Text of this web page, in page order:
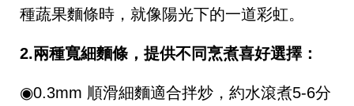
種蔬果麵條時，就像陽光下的一道彩虹。
2.兩種寬細麵條，提供不同烹煮喜好選擇：
◉0.3mm 順滑細麵適合拌炒，約水滾煮5-6分